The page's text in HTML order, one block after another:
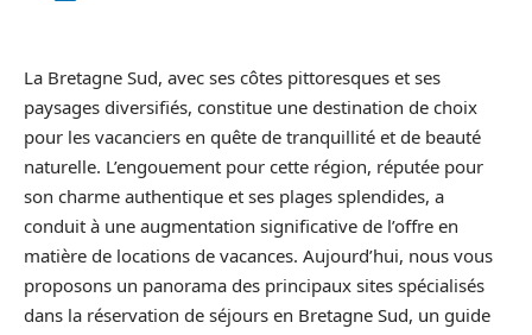
La Bretagne Sud, avec ses côtes pittoresques et ses
paysages diversifiés, constitue une destination de choix
pour les vacanciers en quête de tranquillité et de beauté
naturelle. L’engouement pour cette région, réputée pour
son charme authentique et ses plages splendides, a
conduit à une augmentation significative de l’offre en
matière de locations de vacances. Aujourd’hui, nous vous
proposons un panorama des principaux sites spécialisés
dans la réservation de séjours en Bretagne Sud, un guide